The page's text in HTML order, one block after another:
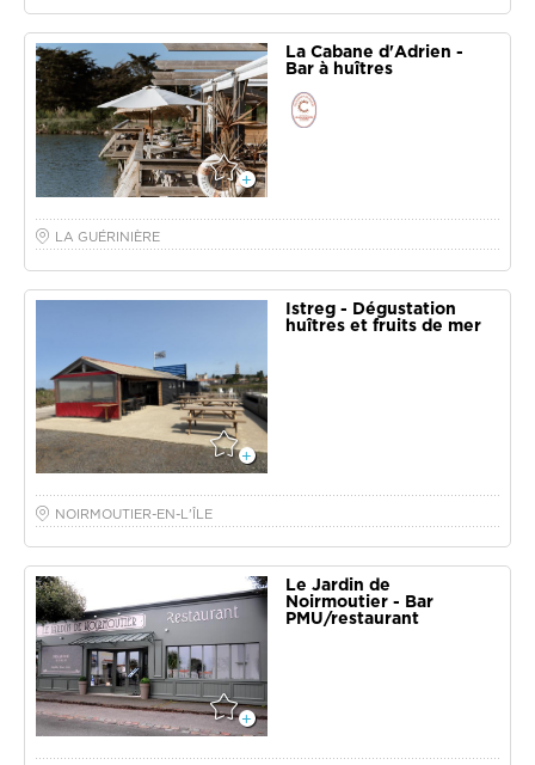
La Cabane d'Adrien -
Bar à huîtres
LA GUÉRINIÈRE
Istreg - Dégustation
huîtres et fruits de mer
NOIRMOUTIER-EN-L'ÎLE
Le Jardin de
Noirmoutier - Bar
PMU/restaurant